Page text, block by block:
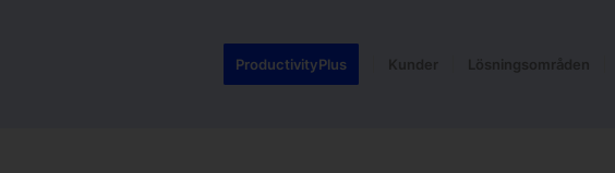
ProductivityPlus Kunder Lösningsområden